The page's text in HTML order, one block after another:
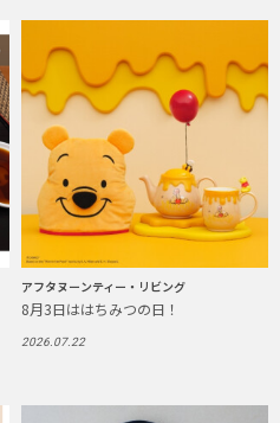
アフタヌーンティー・リビング
8月3日ははちみつの日！
2026.07.22